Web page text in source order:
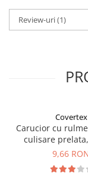
Review-uri(1)
Covertex
Carucior cu
culisare
9,66